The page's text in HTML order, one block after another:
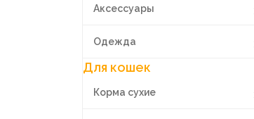
Аксессуары
Одежда
Для кошек
Корма сухие